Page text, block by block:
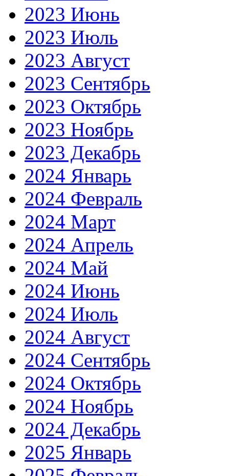
2023 Июнь
2023 Июль
2023 Август
2023 Сентябрь
2023 Октябрь
2023 Ноябрь
2023 Декабрь
2024 Январь
2024 Февраль
2024 Март
2024 Апрель
2024 Май
2024 Июнь
2024 Июль
2024 Август
2024 Сентябрь
2024 Октябрь
2024 Ноябрь
2024 Декабрь
2025 Январь